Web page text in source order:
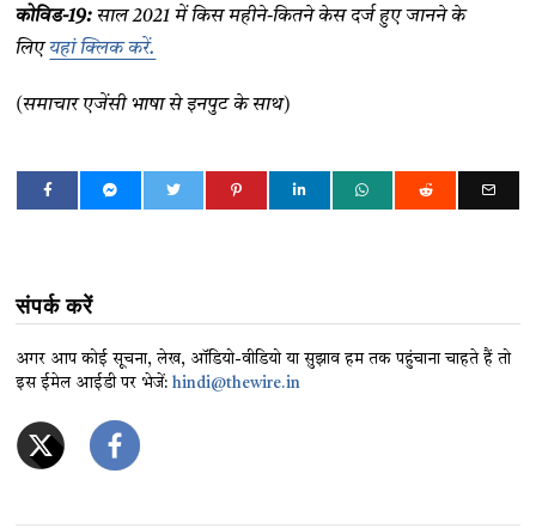
कोविड-19: साल 2021 में किस महीने-कितने केस दर्ज हुए जानने के
लिएयहां क्लिक करें.
(समाचार एजेंसी भाषा से इनपुट के साथ)
संपर्क करें
अगर आप कोई सूचना, लेख, ऑडियो-वीडियो या सुझाव हम तक पहुंचाना चाहते हैं तो
इस ईमेल आईडी पर भेजें:hindi@thewire.in